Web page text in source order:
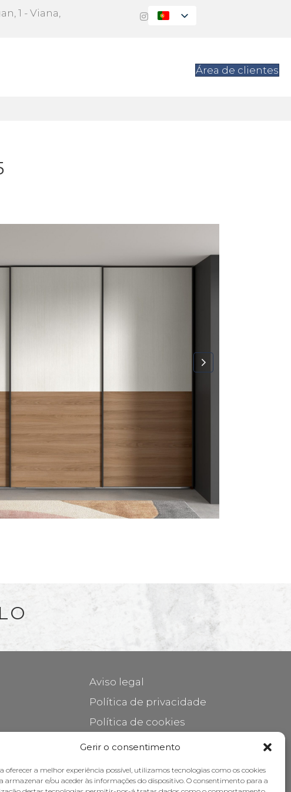
Gerir o consentimento
oferecer a melhor experiência possível, utilizamos tecnologias como os cookies
armazenar e/ou aceder às informações do dispositivo. O consentimento para a
1 - Viana,
Área de clientes
Aviso legal
Política de privacidade
Política de cookies
Cuidar do seu móvel